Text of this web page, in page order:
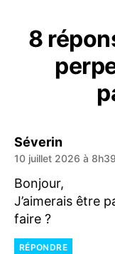
8
Séverindit :
10 juillet 2026 à 8h39
Bonjour,
J’aimerais être
faire ?
RÉPONDRE